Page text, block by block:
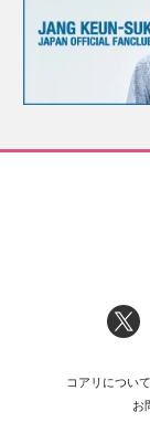
コアリについて
お